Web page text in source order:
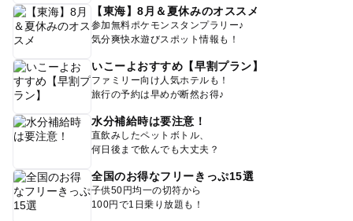
【東海】8月＆夏休みのオススメ
参加無料ポケモンスタンプラリー♪
気分爽快水遊びスポット情報も！
いこーよおすすめ【早割プラン】
ファミリー向け人気ホテルも！
旅行の予約は早めが断然お得♪
水分補給時は要注意！
直飲みしたペットボトル、
何日後まで飲んでも大丈夫？
全国のお得なフリーきっぷ15選
子供50円均一の切符から
100円で1日乗り放題も！